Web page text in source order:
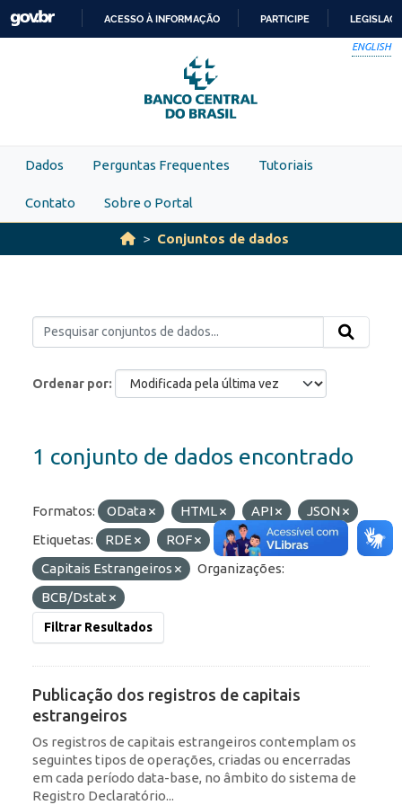
Skip to main content
PARA
O
CONTEÚDO
ACESSO À INFORMAÇÃO PARTICIPE
ENGLISH
Dados Perguntas Frequentes Tutoriais
Contato Sobre o Portal
Conjuntos de dados
Ordenar por
1 conjunto de dados encontrado
Formatos: OData HTML API
JSON
Etiquetas:
RDE
ROF
Capitais Estrangeiros
Organizações:
BCB/Dstat
Filtrar Resultados
Publicação dos registros de capitais
estrangeiros
Os registros de capitais estrangeiros contemplam os
seguintes tipos de operações, criadas ou encerradas
em cada período data-base, no âmbito do sistema de
Registro Declaratório...